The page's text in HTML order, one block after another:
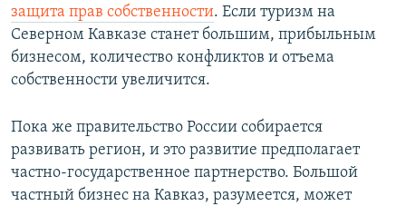
защита прав собственности. Если туризм на
Северном Кавказе станет большим, прибыльным
бизнесом, количество конфликтов и отъема
собственности увеличится.
Пока же правительство России собирается
развивать регион, и это развитие предполагает
частно-государственное партнерство. Большой
частный бизнес на Кавказ, разумеется, может